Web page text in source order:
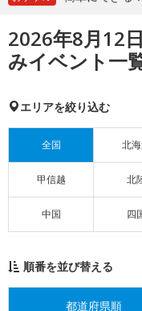
2026年8月12
みイベント一
エリアを絞り込む
全国 北
甲信越 北
中国 四
順番を並び替える
都道府県順